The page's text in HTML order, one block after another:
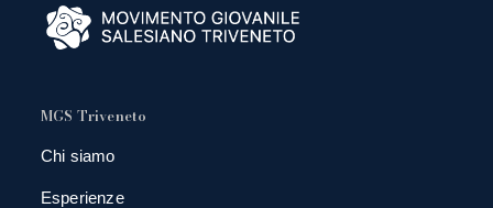
MGS Triveneto
Chi siamo
Esperienze